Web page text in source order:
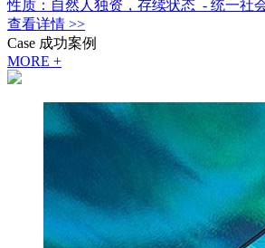
性质：自然人独资，存续状态 - 统一社
查看详情 >>
Case 成功案例
MORE +